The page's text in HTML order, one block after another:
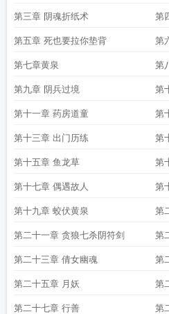
门道士志怪世界的旁门道士百科 志怪世
门道士免费全文阅读志怪世界的旁门道士
第三章 阴魂折纸术 第
第五章 死也要拉你垫背 第
第七章黄泉 第
第九章 阴兵过境 第
第十一章 药房道童 第
第十三章 出门历练 第
餐
第十五章 鱼龙草 第
第十七章 偶遇故人 第
第十九章 蛟伏黄泉 第
第二十一章 贪狼七杀阴符剑 第
第二十三章 倩女幽魂 第
第二十五章 月妖 第
第二十七章 行善 第